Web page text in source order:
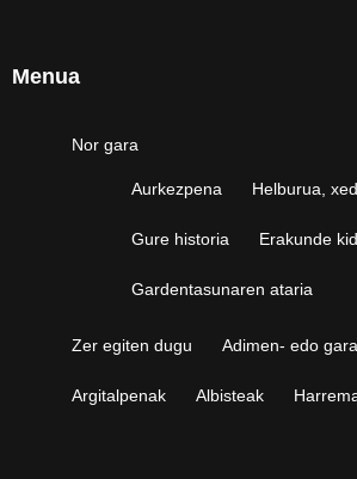
Menua
Nor gara
Aurkezpena Helburua,
Gure historia Erakunde
Gardentasunaren ataria
Zer egiten dugu Adimen- edo
Argitalpenak Albisteak